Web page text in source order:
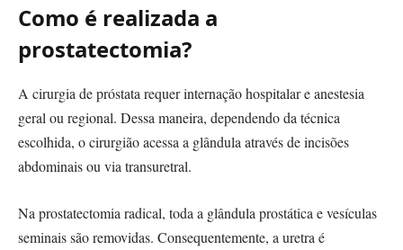
Como é realizada a
prostatectomia?
A cirurgia de próstata requer internação hospitalar e anestesia
geral ou regional. Dessa maneira, dependendo da técnica
escolhida, o cirurgião acessa a glândula através de incisões
abdominais ou via transuretral.
Na prostatectomia radical, toda a glândula prostática e vesículas
seminais são removidas. Consequentemente, a uretra é